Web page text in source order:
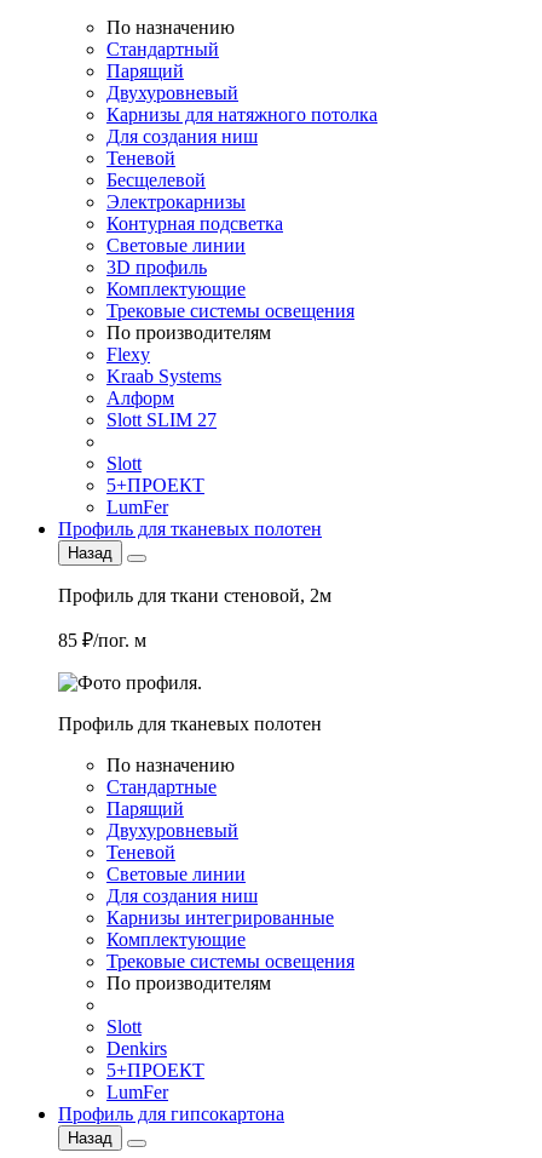
По назначению
Стандартный
Парящий
Двухуровневый
Карнизы для натяжного потолка
Для создания ниш
Теневой
Бесщелевой
Электрокарнизы
Контурная подсветка
Световые линии
3D профиль
Комплектующие
Трековые системы освещения
По производителям
Flexy
Kraab Systems
Алформ
Slott SLIM 27
Slott
5+ПРОЕКТ
LumFer
Профиль для тканевых полотен
Назад
Профиль для ткани стеновой, 2м
85 ₽/пог. м
Профиль для тканевых полотен
По назначению
Стандартные
Парящий
Двухуровневый
Теневой
Световые линии
Для создания ниш
Карнизы интегрированные
Комплектующие
Трековые системы освещения
По производителям
Slott
Denkirs
5+ПРОЕКТ
LumFer
Профиль для гипсокартона
Назад